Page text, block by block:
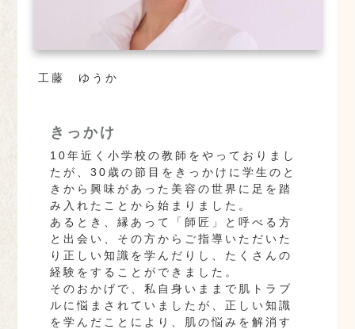
工藤 ゆうか
きっかけ
10年近く小学校の教師をやっておりまし
たが、30歳の節目をきっかけに学生のと
きから興味があった美容の世界に足を踏
み入れたことから始まりました。
あるとき、縁あって「師匠」と呼べる方
と出会い、その方からご指導いただいた
り正しい知識を学んだりし、たくさんの
経験をすることができました。
そのおかげで、私自身いままで肌トラブ
ルに悩まされていましたが、正しい知識
を学んだことにより、肌の悩みを解消す